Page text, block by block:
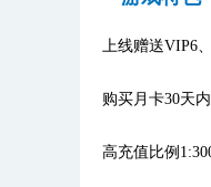
上线赠送VIP6
购买月卡30天
高充值比例